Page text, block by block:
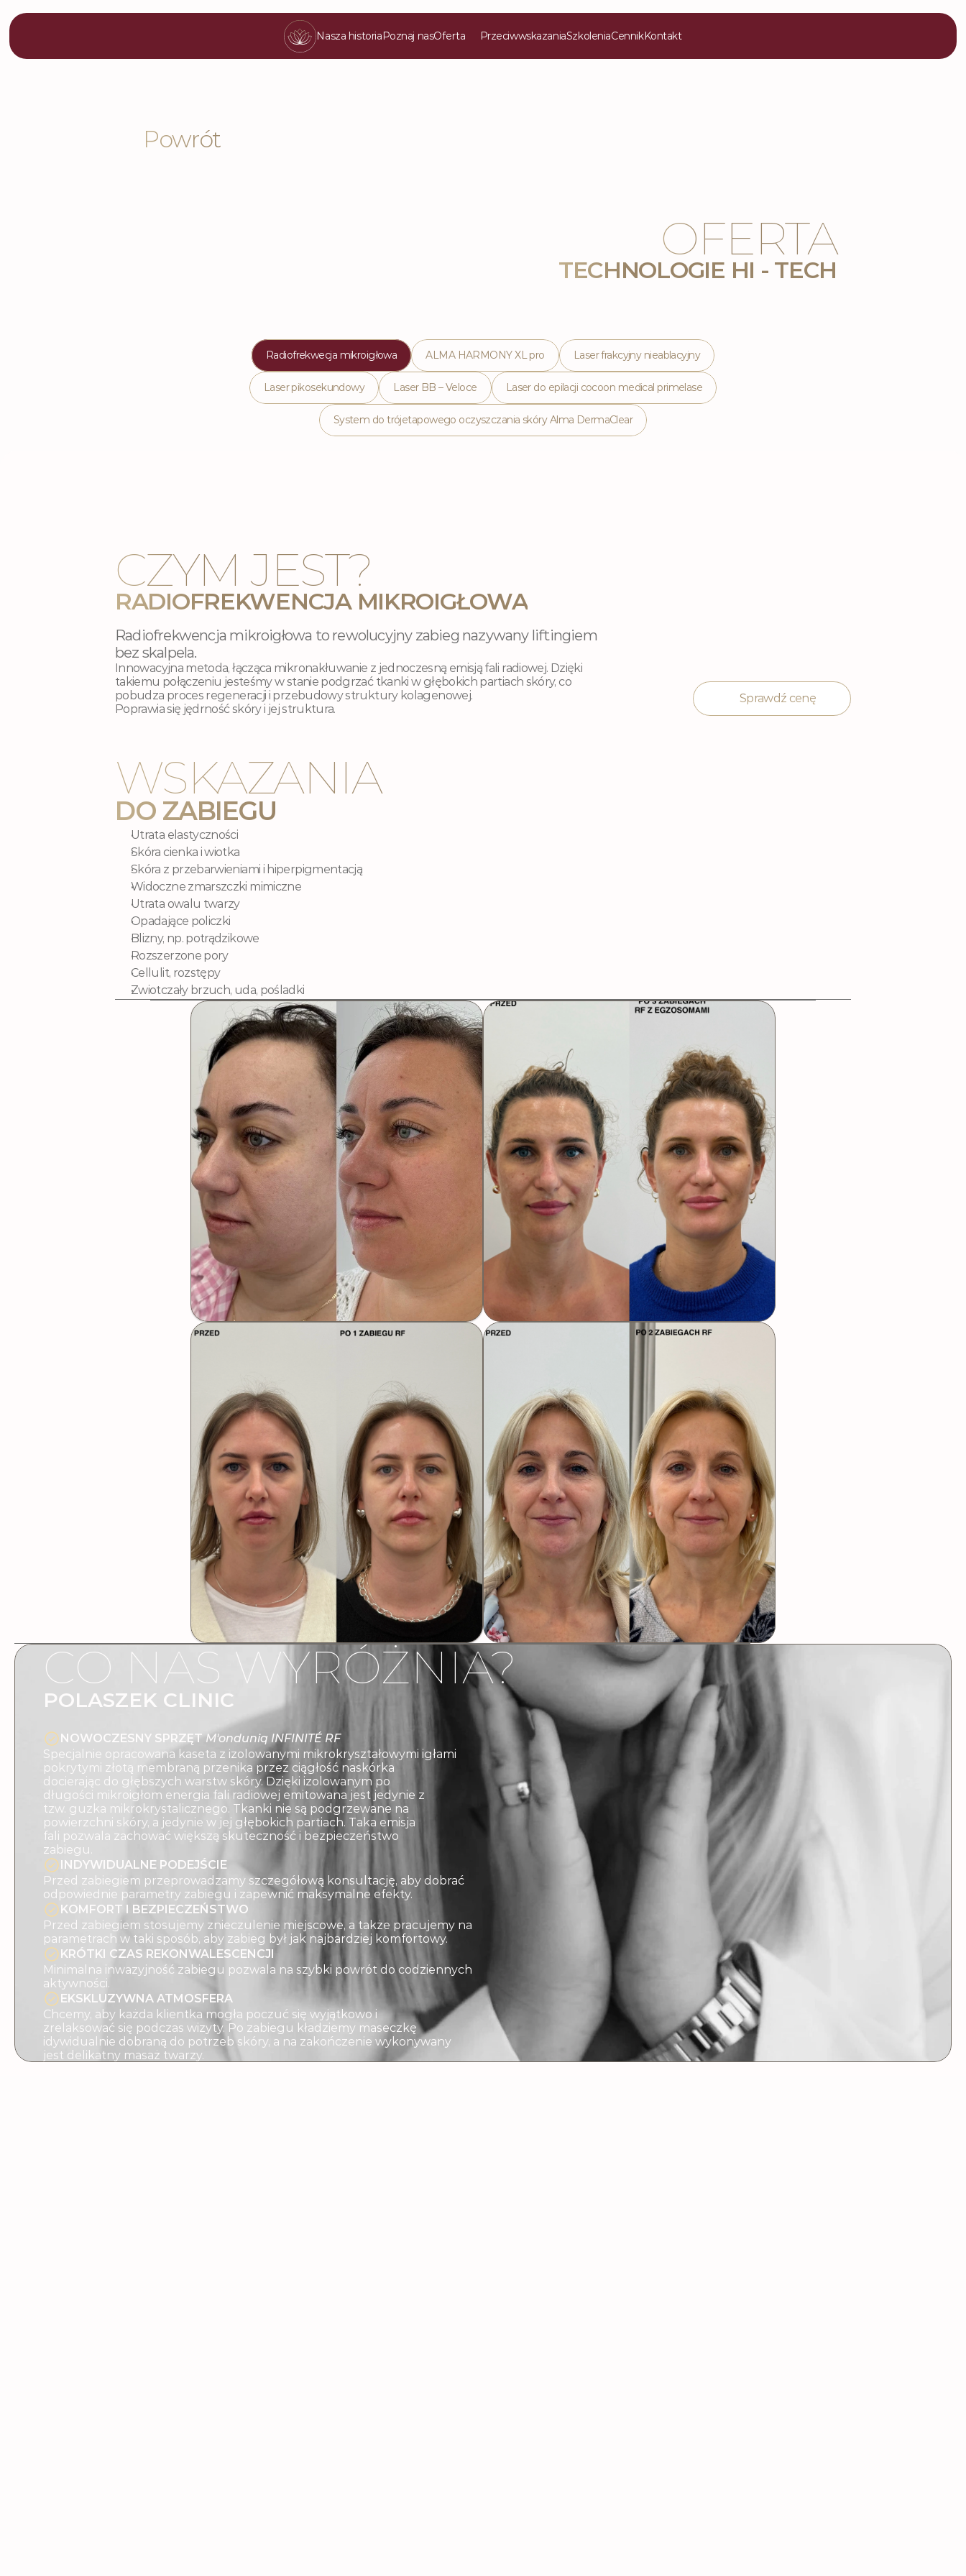
Powrót
OFERTA
TECHNOLOGIE HI - TECH
Radiofrekwecja mikroigłowa ALMA HARMONY XL pro Laser frakcyjny nieablacyjny
Laser pikosekundowy Laser BB – Veloce Laser do epilacji cocoon medical primelase
System do trójetapowego oczyszczania skóry Alma DermaClear
CZYM JEST?
RADIOFREKWENCJA MIKROIGŁOWA
Radiofrekwencja mikroigłowa to rewolucyjny zabieg nazywany liftingiem
bez skalpela.
Innowacyjna metoda, łącząca mikronakłuwanie z jednoczesną emisją fali radiowej. Dzięki
takiemu połączeniu jesteśmy w stanie podgrzać tkanki w głębokich partiach skóry, co
pobudza proces regeneracji i przebudowy struktury kolagenowej.
Poprawia się jędrność skóry i jej struktura.
Sprawdź cenę
WSKAZANIA
DO ZABIEGU
Utrata elastyczności
Skóra cienka i wiotka
Skóra z przebarwieniami i hiperpigmentacją
Widoczne zmarszczki mimiczne
Utrata owalu twarzy
Opadające policzki
Blizny, np. potrądzikowe
Rozszerzone pory
Cellulit, rozstępy
Zwiotczały brzuch, uda, pośladki
CO NAS WYRÓŻNIA?
POLASZEK CLINIC
NOWOCZESNY SPRZĘT M'onduniq INFINITÉ RF
Specjalnie opracowana kaseta z izolowanymi mikrokryształowymi igłami
pokrytymi złotą membraną przenika przez ciągłość naskórka
docierając do głębszych warstw skóry. Dzięki izolowanym po
długości mikroigłom energia fali radiowej emitowana jest jedynie z
tzw. guzka mikrokrystalicznego. Tkanki nie są podgrzewane na
powierzchni skóry, a jedynie w jej głębokich partiach. Taka emisja
fali pozwala zachować większą skuteczność i bezpieczeństwo
zabiegu.
INDYWIDUALNE PODEJŚCIE
Przed zabiegiem przeprowadzamy szczegółową konsultację, aby dobrać
odpowiednie parametry zabiegu i zapewnić maksymalne efekty.
KOMFORT I BEZPIECZEŃSTWO
Przed zabiegiem stosujemy znieczulenie miejscowe, a także pracujemy na
parametrach w taki sposób, aby zabieg był jak najbardziej komfortowy.
KRÓTKI CZAS REKONWALESCENCJI
Minimalna inwazyjność zabiegu pozwala na szybki powrót do codziennych
aktywności.
EKSKLUZYWNA ATMOSFERA
Chcemy, aby każda klientka mogła poczuć się wyjątkowo i
zrelaksować się podczas wizyty. Po zabiegu kładziemy maseczkę
idywidualnie dobraną do potrzeb skóry, a na zakończenie wykonywany
jest delikatny masaż twarzy.
Nasza historiaPoznaj nasOferta PrzeciwwskazaniaSzkoleniaCennikKontakt